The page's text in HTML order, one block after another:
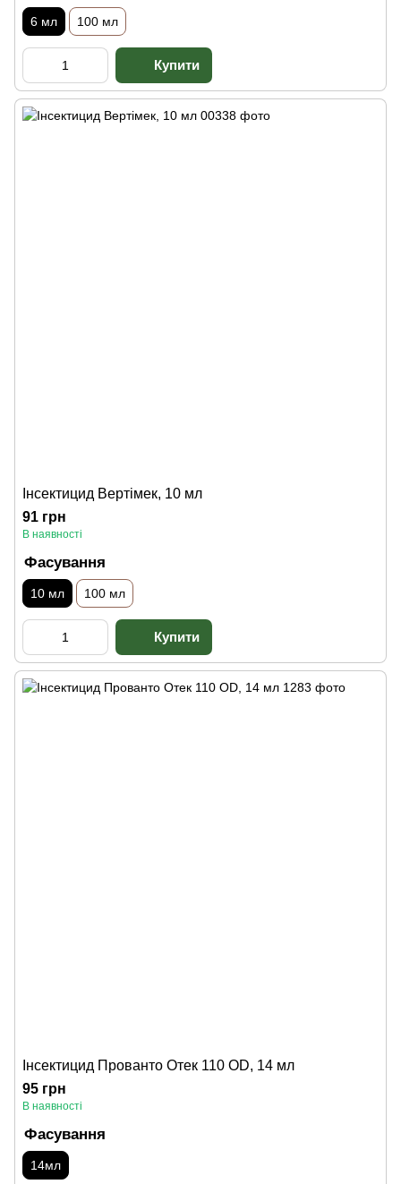
6 мл 100 мл
Інсектицид Вертімек, 10 мл
91 грн
В наявності
Фасування
10 мл 100 мл
Інсектицид Прованто Отек 110 OD, 14 мл
95 грн
В наявності
Фасування
14мл